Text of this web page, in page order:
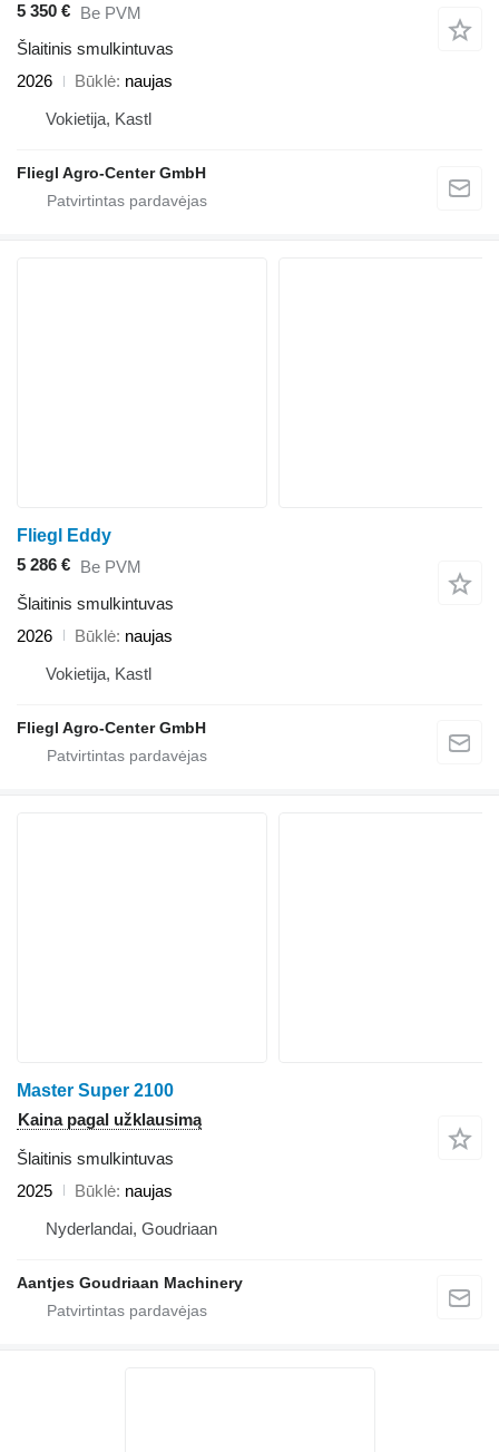
5 350 € Be PVM
Šlaitinis smulkintuvas
2026
Būklė naujas
Vokietija, Kastl
Fliegl Agro-Center GmbH
Fliegl Eddy
5 286 € Be PVM
Šlaitinis smulkintuvas
2026
Būklė naujas
Vokietija, Kastl
Fliegl Agro-Center GmbH
Master Super 2100
Kaina pagal užklausimą
Šlaitinis smulkintuvas
2025
Būklė naujas
Nyderlandai, Goudriaan
Aantjes Goudriaan Machinery